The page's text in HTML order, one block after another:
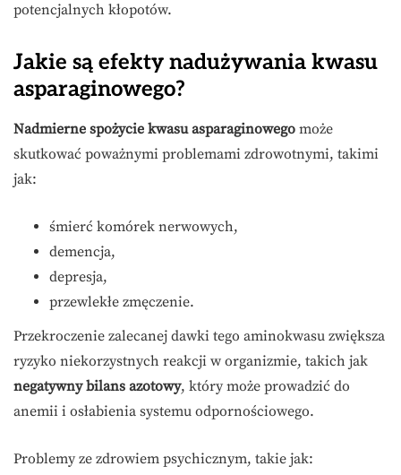
potencjalnych kłopotów.
Jakie są efekty nadużywania kwasu
asparaginowego?
Nadmierne spożycie kwasu asparaginowego może
skutkować poważnymi problemami zdrowotnymi, takimi
jak:
śmierć komórek nerwowych,
demencja,
depresja,
przewlekłe zmęczenie.
Przekroczenie zalecanej dawki tego aminokwasu zwiększa
ryzyko niekorzystnych reakcji w organizmie, takich jak
negatywny bilans azotowy, który może prowadzić do
anemii i osłabienia systemu odpornościowego.
Problemy ze zdrowiem psychicznym, takie jak: